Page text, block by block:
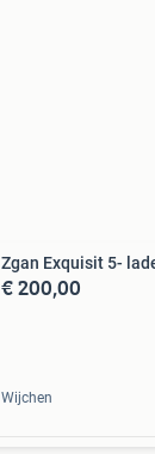
Zgan Exquisit 5-
€ 200,00
Wijchen